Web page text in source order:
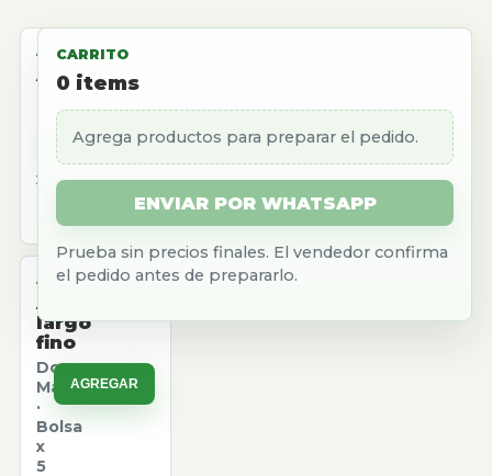
ALMACEN
Aceite
girasol
Natura
Caja
x
AGREGAR
ALMACEN
Arroz
largo
fino
Don
Marcos
·
Bolsa
x
5
AGREGAR
CARRITO
0 items
Agrega productos para preparar el pedido.
ENVIAR POR WHATSAPP
Prueba sin precios finales. El vendedor confirma
el pedido antes de prepararlo.